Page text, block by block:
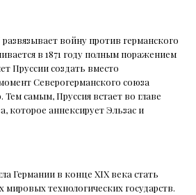
войну против германского
в 1871 году полным поражением
Пруссии создать вместо
Северогерманского союза
Тем самым, Пруссия встает во главе
которое аннексирует Эльзас и
Германии в конце XIX века стать
технологических государств.